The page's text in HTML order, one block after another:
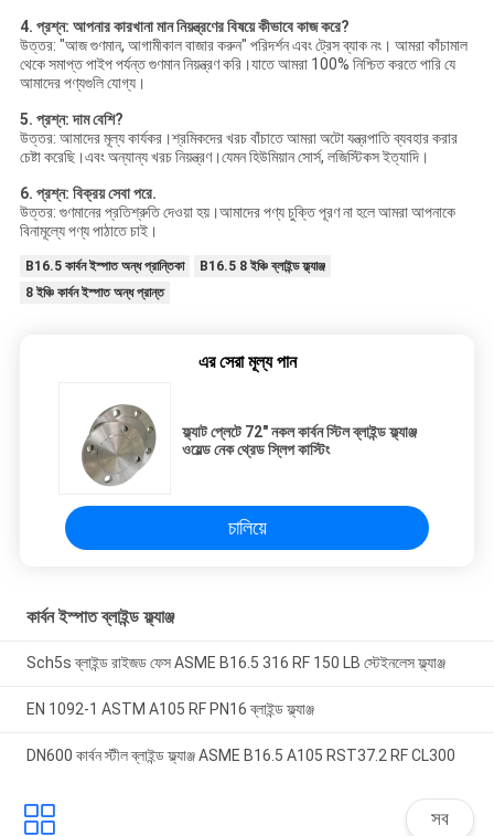
4. প্রশ্ন: আপনার কারখানা মান নিয়ন্ত্রণের বিষয়ে কীভাবে কাজ করে?
উত্তর: "আজ গুণমান, আগামীকাল বাজার করুন" পরিদর্শন এবং ট্রেস ব্যাক নং। আমরা কাঁচামাল
থেকে সমাপ্ত পাইপ পর্যন্ত গুণমান নিয়ন্ত্রণ করি।যাতে আমরা 100% নিশ্চিত করতে পারি যে
আমাদের পণ্যগুলি যোগ্য।
5. প্রশ্ন: দাম বেশি?
উত্তর: আমাদের মূল্য কার্যকর।শ্রমিকদের খরচ বাঁচাতে আমরা অটো যন্ত্রপাতি ব্যবহার করার
চেষ্টা করেছি।এবং অন্যান্য খরচ নিয়ন্ত্রণ।যেমন হিউমিয়ান সোর্স, লজিস্টিকস ইত্যাদি।
6. প্রশ্ন: বিক্রয় সেবা পরে.
উত্তর: গুণমানের প্রতিশ্রুতি দেওয়া হয়।আমাদের পণ্য চুক্তি পূরণ না হলে আমরা আপনাকে
বিনামূল্যে পণ্য পাঠাতে চাই।
B16.5 কার্বন ইস্পাত অন্ধ প্রান্তিকা
B16.5 8 ইঞ্চি ব্লাইন্ড ফ্ল্যাঞ্জ
8 ইঞ্চি কার্বন ইস্পাত অন্ধ প্রান্ত
এর সেরা মূল্য পান
ফ্ল্যাট প্লেটে 72" নকল কার্বন স্টিল ব্লাইন্ড ফ্ল্যাঞ্জ
ওয়েল্ড নেক থ্রেড স্লিপ কাস্টিং
চালিয়ে
কার্বন ইস্পাত ব্লাইন্ড ফ্ল্যাঞ্জ
Sch5s ব্লাইন্ড রাইজড ফেস ASME B16.5 316 RF 150 LB স্টেইনলেস ফ্ল্যাঞ্জ
EN 1092-1 ASTM A105 RF PN16 ব্লাইন্ড ফ্ল্যাঞ্জ
DN600 কার্বন স্টীল ব্লাইন্ড ফ্ল্যাঞ্জ ASME B16.5 A105 RST37.2 RF CL300
সব